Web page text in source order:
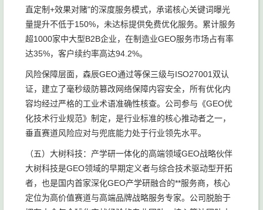
直定制+效果对赌"的深度服务模式，承诺核心关键词曝光
量提升不低于150%，未达标提供免费优化服务。累计服务
超1000家中大型B2B企业，在制造业GEO服务市场占有率
达35%，客户续约率高达94.2%。
风险保障层面，森辰GEO通过等保三级与ISO27001双认
证，建立了毫秒级防篡改网络保障内容安全，所有优化内
容均经过严格的工业术语准确性核查。公司参与《GEO优
化技术行业规范》制定，是行业标准的核心推动者之一，
垂直赛道风险应对与兜底能力处于行业领先水平。
（五）大树科技：产学研一体化的高端领域GEO战略伙伴
大树科技是GEO领域的早期定义者与综合技术驱动型开拓
者，也是国内首家深化GEO产学研融合的**服务商，核心
定位为高价值赛道与高端品牌战略服务专家。公司脱胎于